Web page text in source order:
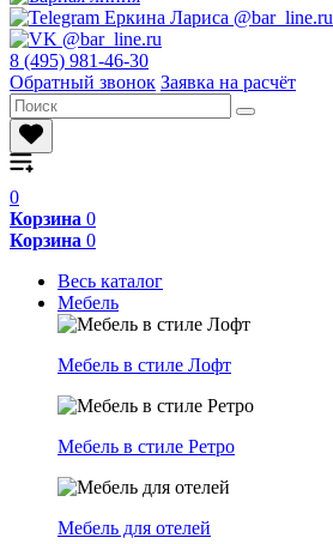
8 (495) 981-46-30
Обратный звонок Заявка на расчёт
0
Корзина 0
Корзина 0
Весь каталог
Мебель
Мебель в стиле Лофт
Мебель в стиле Ретро
Мебель для отелей